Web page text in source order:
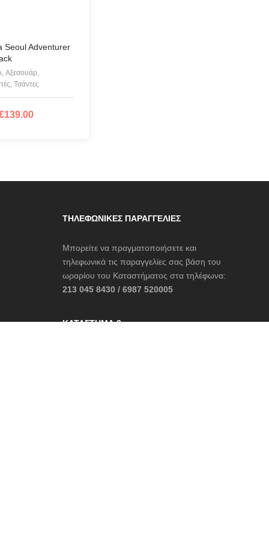
Seoul Adventurer
Αξεσουάρ,
Τσάντες
139.00ΣΤΟ ΚΑΛΆΘΙ
ΤΗΛΕΦΩΝΙΚΈΣ ΠΑΡΑΓΓΕΛΊΕΣ
Μπορείτε να πραγματοποιήσετε και
τηλεφωνικά τις παραγγελίες σας βάση του
ωραρίου του Καταστήματος στα τηλέφωνα:
213 045 8430 / 6987 520005
ΚΑΤΆΣΤΗΜΑ 2